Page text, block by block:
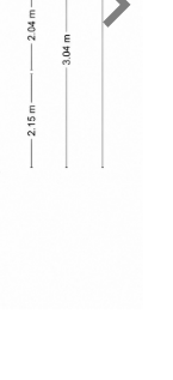
bij de
prettige
De
zijn